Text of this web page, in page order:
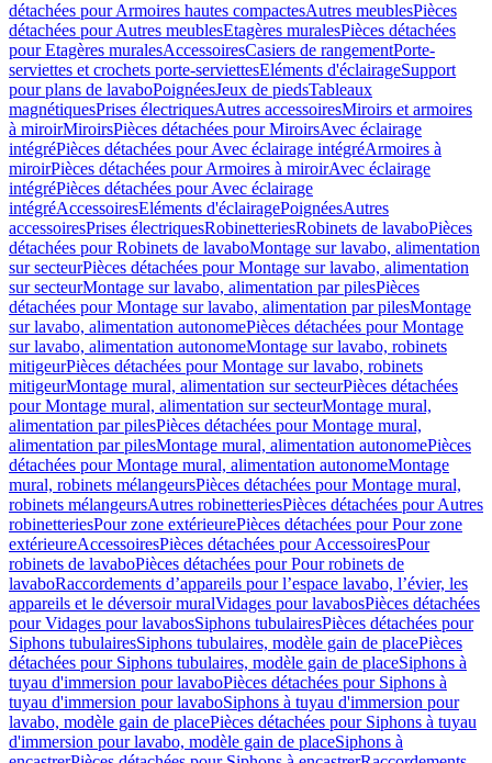
détachées pour Armoires hautes compactesAutres meublesPièces
détachées pour Autres meublesEtagères muralesPièces détachées
pour Etagères muralesAccessoiresCasiers de rangementPorte-
serviettes et crochets porte-serviettesEléments d'éclairageSupport
pour plans de lavaboPoignéesJeux de piedsTableaux
magnétiquesPrises électriquesAutres accessoiresMiroirs et armoires
à miroirMiroirsPièces détachées pour MiroirsAvec éclairage
intégréPièces détachées pour Avec éclairage intégréArmoires à
miroirPièces détachées pour Armoires à miroirAvec éclairage
intégréPièces détachées pour Avec éclairage
intégréAccessoiresEléments d'éclairagePoignéesAutres
accessoiresPrises électriquesRobinetteriesRobinets de lavaboPièces
détachées pour Robinets de lavaboMontage sur lavabo, alimentation
sur secteurPièces détachées pour Montage sur lavabo, alimentation
sur secteurMontage sur lavabo, alimentation par pilesPièces
détachées pour Montage sur lavabo, alimentation par pilesMontage
sur lavabo, alimentation autonomePièces détachées pour Montage
sur lavabo, alimentation autonomeMontage sur lavabo, robinets
mitigeurPièces détachées pour Montage sur lavabo, robinets
mitigeurMontage mural, alimentation sur secteurPièces détachées
pour Montage mural, alimentation sur secteurMontage mural,
alimentation par pilesPièces détachées pour Montage mural,
alimentation par pilesMontage mural, alimentation autonomePièces
détachées pour Montage mural, alimentation autonomeMontage
mural, robinets mélangeursPièces détachées pour Montage mural,
robinets mélangeursAutres robinetteriesPièces détachées pour Autres
robinetteriesPour zone extérieurePièces détachées pour Pour zone
extérieureAccessoiresPièces détachées pour AccessoiresPour
robinets de lavaboPièces détachées pour Pour robinets de
lavaboRaccordements d’appareils pour l’espace lavabo, l’évier, les
appareils et le déversoir muralVidages pour lavabosPièces détachées
pour Vidages pour lavabosSiphons tubulairesPièces détachées pour
Siphons tubulairesSiphons tubulaires, modèle gain de placePièces
détachées pour Siphons tubulaires, modèle gain de placeSiphons à
tuyau d'immersion pour lavaboPièces détachées pour Siphons à
tuyau d'immersion pour lavaboSiphons à tuyau d'immersion pour
lavabo, modèle gain de placePièces détachées pour Siphons à tuyau
d'immersion pour lavabo, modèle gain de placeSiphons à